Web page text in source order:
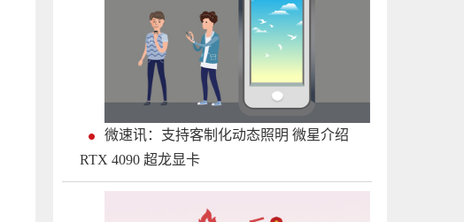
微速讯：支持客制化动态照明 微星介绍
RTX 4090 超龙显卡